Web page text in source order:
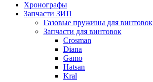
Хронографы
Запчасти ЗИП
Газовые пружины для винтовок
Запчасти для винтовок
Crosman
Diana
Gamo
Hatsan
Kral